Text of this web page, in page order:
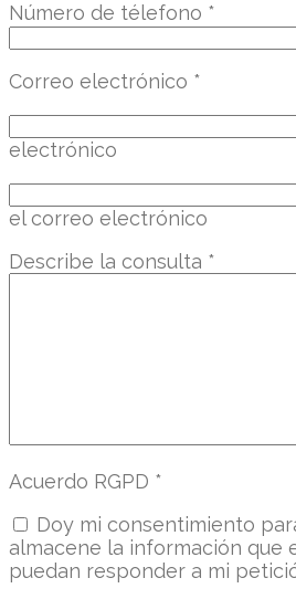
Número de télefono *
Correo electrónico *
electrónico
el correo electrónico
Describe la consulta *
Acuerdo RGPD *
Doy mi consentimiento
almacene la información que
puedan responder a mi